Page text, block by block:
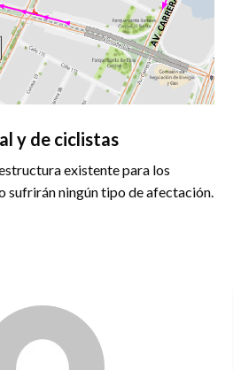
y de ciclistas
existente para los
sufrirán ningún tipo de afectación.